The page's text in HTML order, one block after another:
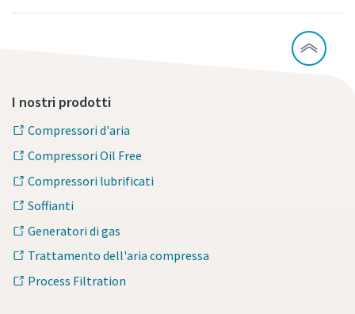
I nostri prodotti
Compressori d'aria
Compressori Oil Free
Compressori lubrificati
Soffianti
Generatori di gas
Trattamento dell'aria compressa
Process Filtration